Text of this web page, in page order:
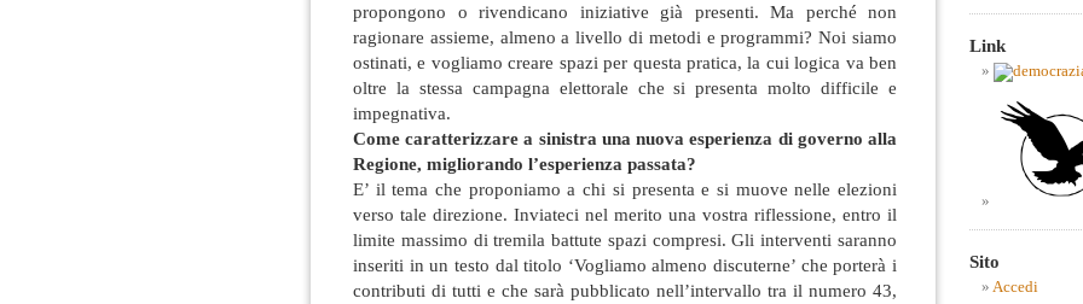
propongono o rivendicano iniziative già presenti. Ma perché non
ragionare assieme, almeno a livello di metodi e programmi? Noi siamo
ostinati, e vogliamo creare spazi per questa pratica, la cui logica va ben
oltre la stessa campagna elettorale che si presenta molto difficile e
impegnativa.
Come caratterizzare a sinistra una nuova esperienza di governo alla
Regione, migliorando l’esperienza passata?
E’ il tema che proponiamo a chi si presenta e si muove nelle elezioni
verso tale direzione. Inviateci nel merito una vostra riflessione, entro il
limite massimo di tremila battute spazi compresi. Gli interventi saranno
inseriti in un testo dal titolo ‘Vogliamo almeno discuterne’ che porterà i
contributi di tutti e che sarà pubblicato nell’intervallo tra il numero 43,
Link
Sito
Accedi